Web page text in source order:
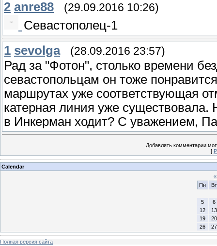
2 anre88 (29.09.2016 10:26)
Севастополец-1
1 sevolga (28.09.2016 23:57)
Рад за "Фотон", столько времени
севастопольцам он тоже
маршрутах уже соответствующая
катерная линия уже существовала.
в Инкерман ходит? С уважением,
Добавлять комментарии
[
Calendar
«
Пн
Вт
5
6
12
13
19
20
26
27
Полная версия сайта